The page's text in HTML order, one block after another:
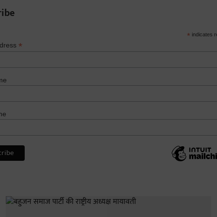
* indicates
*